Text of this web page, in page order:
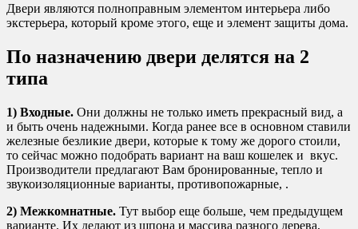
Двери являются полноправным элементом интерьера либо
экстерьера, который кроме этого, еще и элемент защиты дома.
По назначению двери делятся на 2
типа
1) Входные. Они должны не только иметь прекрасный вид, а
и быть очень надежными. Когда ранее все в основном ставили
железные безликие двери, которые к тому же дорого стоили,
то сейчас можно подобрать вариант на ваш кошелек и вкус.
Производители предлагают Вам бронированные, тепло и
звукоизоляционные варианты, противопожарные, .
2) Межкомнатные. Тут выбор еще больше, чем предыдущем
варианте. Их делают из шпона и массива разного дерева,